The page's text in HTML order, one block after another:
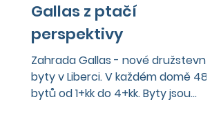
Gallas z ptačí
perspektivy
Zahrada Gallas - nové družstevní
byty v Liberci. V každém domě 48
bytů od 1+kk do 4+kk. Byty jsou